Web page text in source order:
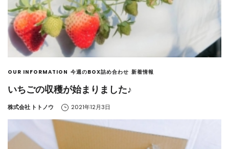
OUR INFORMATION 今週のBOX詰め合わせ 新着情報
いちごの収穫が始まりました♪
by
株式会社 トトノウ 2021年12月3日